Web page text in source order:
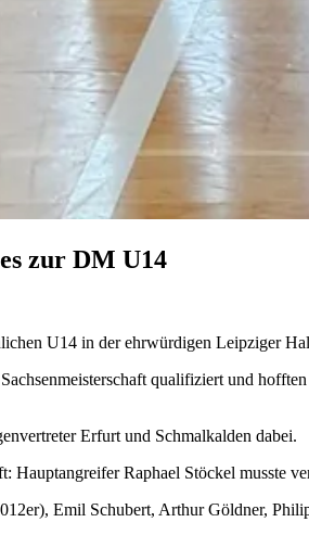
zur DM U14
U14 in der ehrwürdigen Leipziger
qualifiziert und
Erfurt und Schmalkalden dabei.
Raphael Stöckel musste
Emil Schubert, Arthur Göldner,